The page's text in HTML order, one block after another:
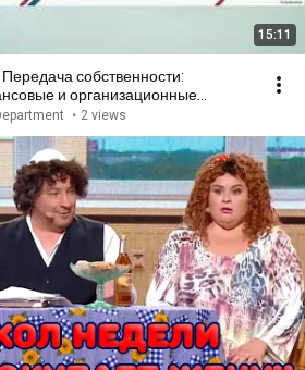
15:11
собственности:
и организационные
• 2 views